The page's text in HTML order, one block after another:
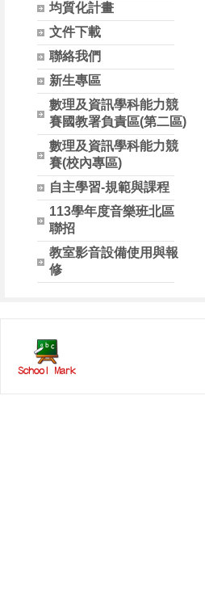
均質化計畫
文件下載
聯絡我們
新生專區
數理及資訊學科能力競
賽國教署負責區(第二區)
數理及資訊學科能力競
賽(校內專區)
自主學習-規範與課程
113學年度音樂班北區
聯招
教室影音設備使用與報
修